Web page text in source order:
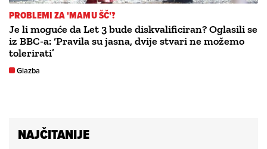
PROBLEMI ZA 'MAMU ŠČ'?
Je li moguće da Let 3 bude diskvalificiran? Oglasili se
iz BBC-a: ‘Pravila su jasna, dvije stvari ne možemo
tolerirati’
Glazba
NAJČITANIJE